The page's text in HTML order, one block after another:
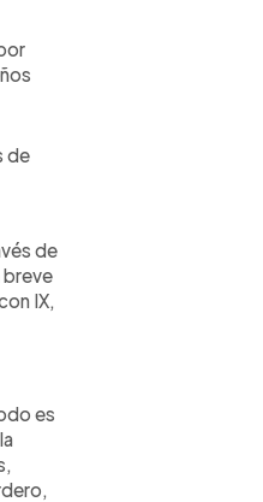
de
de
breve
IX,
es